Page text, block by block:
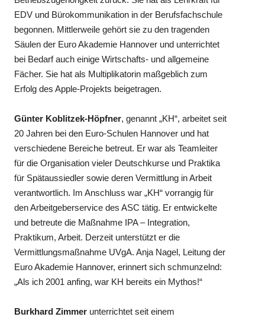
EDV und Bürokommunikation in der Berufsfachschule
begonnen. Mittlerweile gehört sie zu den tragenden
Säulen der Euro Akademie Hannover und unterrichtet
bei Bedarf auch einige Wirtschafts- und allgemeine
Fächer. Sie hat als Multiplikatorin maßgeblich zum
Erfolg des Apple-Projekts beigetragen.
Günter Koblitzek-Höpfner, genannt „KH“, arbeitet seit
20 Jahren bei den Euro-Schulen Hannover und hat
verschiedene Bereiche betreut. Er war als Teamleiter
für die Organisation vieler Deutschkurse und Praktika
für Spätaussiedler sowie deren Vermittlung in Arbeit
verantwortlich. Im Anschluss war „KH“ vorrangig für
den Arbeitgeberservice des ASC tätig. Er entwickelte
und betreute die Maßnahme IPA – Integration,
Praktikum, Arbeit. Derzeit unterstützt er die
Vermittlungsmaßnahme UVgA. Anja Nagel, Leitung der
Euro Akademie Hannover, erinnert sich schmunzelnd:
„Als ich 2001 anfing, war KH bereits ein Mythos!“
Burkhard Zimmer unterrichtet seit einem